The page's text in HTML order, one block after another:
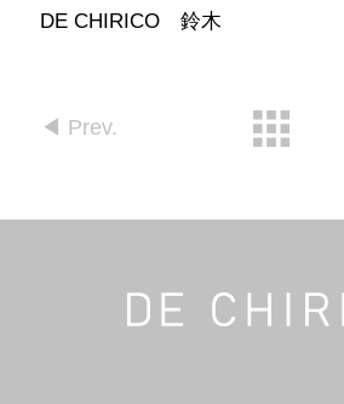
DE CHIRICO 鈴木
◀︎ Prev.